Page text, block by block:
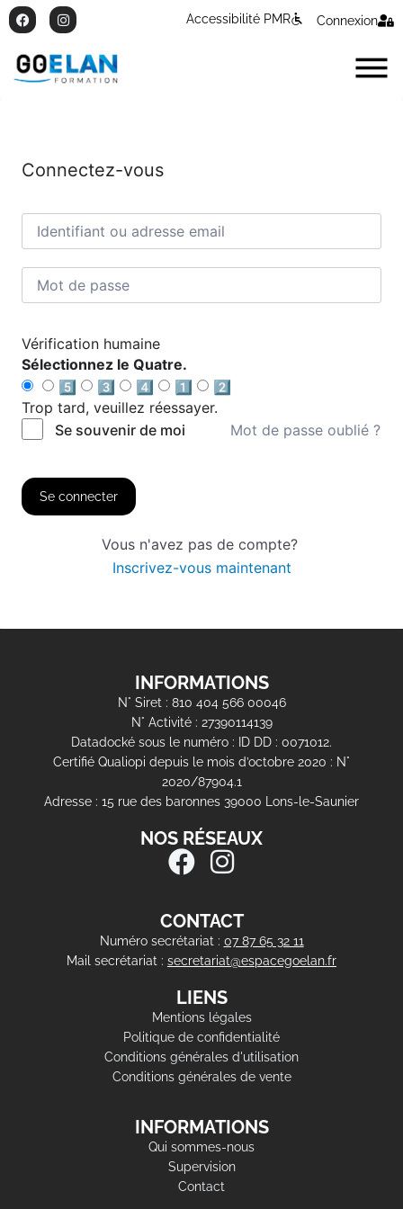
Accessibilité PMR Connexion
Connectez-vous
Vérification humaine
Sélectionnez le Quatre.
5️⃣
3️⃣ 4️⃣ 1️⃣
2️⃣
Trop tard, veuillez réessayer.
Se souvenir de moi
Mot de passe oublié ?
Se connecter
Vous n'avez pas de compte?
Inscrivez-vous maintenant
INFORMATIONS
N° Siret : 810 404 566 00046
N° Activité : 27390114139
Datadocké sous le numéro : ID DD : 0071012.
Certifié Qualiopi depuis le mois d’octobre 2020 : N°
2020/87904.1
Adresse : 15 rue des baronnes 39000 Lons-le-Saunier
NOS RÉSEAUX
CONTACT
Numéro secrétariat : 07 87 65 32 11
Mail secrétariat : secretariat@espacegoelan.fr
LIENS
Mentions légales
Politique de confidentialité
Conditions générales d'utilisation
Conditions générales de vente
INFORMATIONS
Qui sommes-nous
Supervision
Contact